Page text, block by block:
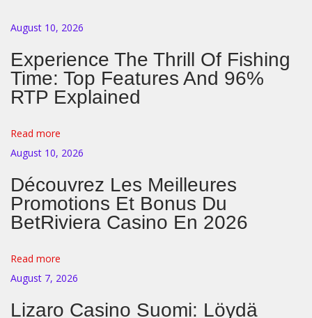
к
о
у
е
н
и
я
и
а
с
у
August 10, 2026
Experience The Thrill Of Fishing
Time: Top Features And 96%
RTP Explained
Read more
August 10, 2026
Découvrez Les Meilleures
Promotions Et Bonus Du
BetRiviera Casino En 2026
Read more
August 7, 2026
Lizaro Casino Suomi: Löydä